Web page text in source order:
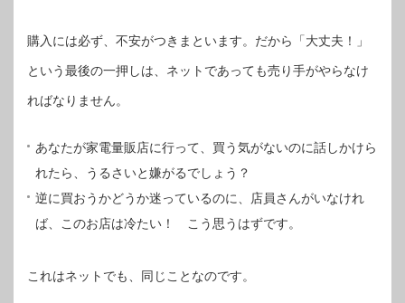
購入には必ず、不安がつきまといます。だから「大丈夫！」
という最後の一押しは、ネットであっても売り手がやらなけ
ればなりません。
あなたが家電量販店に行って、買う気がないのに話しかけら
れたら、うるさいと嫌がるでしょう？
逆に買おうかどうか迷っているのに、店員さんがいなけれ
ば、このお店は冷たい！ こう思うはずです。
これはネットでも、同じことなのです。